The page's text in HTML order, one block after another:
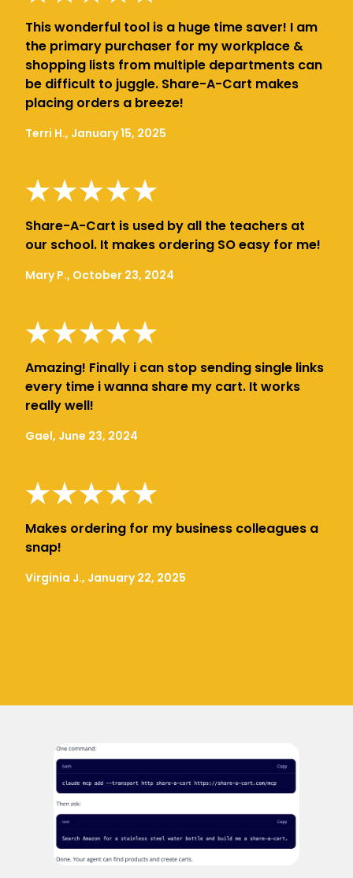
This wonderful tool is a huge time saver! I am
the primary purchaser for my workplace &
shopping lists from multiple departments can
be difficult to juggle. Share-A-Cart makes
placing orders a breeze!
Terri H., January 15, 2025
Share-A-Cart is used by all the teachers at
our school. It makes ordering SO easy for me!
Mary P., October 23, 2024
Amazing! Finally i can stop sending single links
every time i wanna share my cart. It works
really well!
Gael, June 23, 2024
Makes ordering for my business colleagues a
snap!
Virginia J., January 22, 2025